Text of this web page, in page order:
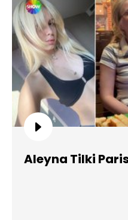
Aleyna Tilki